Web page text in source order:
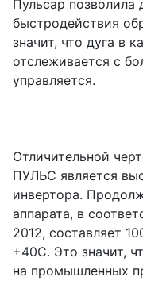
Пульсар позволила
быстродействия
значит, что дуга в
отслеживается с
управляется.
Отличительной
ПУЛЬС является
инвертора.
аппарата, в
2012, составляет
+40С. Это значит,
на промышленных